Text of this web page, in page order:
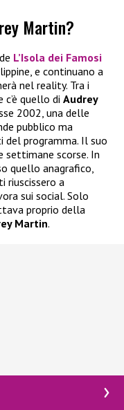
Martin?
L’Isola dei Famosi
e continuano a
nel reality. Tra i
quello di Audrey
2002, una delle
pubblico ma
del programma. Il suo
settimane scorse. In
quello anagrafico,
riuscissero a
sui social. Solo
proprio della
Martin.